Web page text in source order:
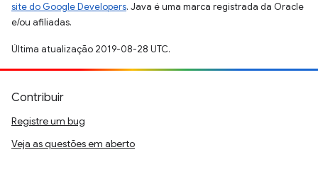
site do Google Developers. Java é uma marca registrada da Oracle
e/ou afiliadas.
Última atualização 2019-08-28 UTC.
Contribuir
Registre um bug
Veja as questões em aberto